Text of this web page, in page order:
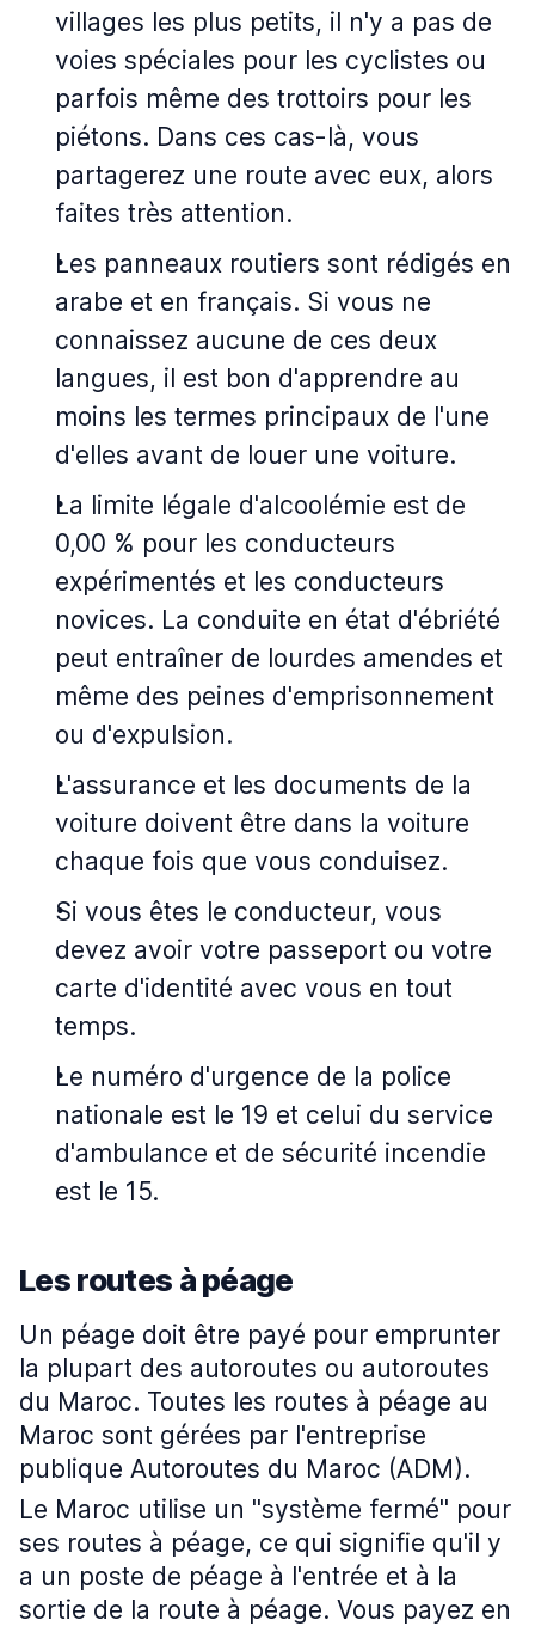
villages les plus petits, il n'y a pas de
voies spéciales pour les cyclistes ou
parfois même des trottoirs pour les
piétons. Dans ces cas-là, vous
partagerez une route avec eux, alors
faites très attention.
Les panneaux routiers sont rédigés en
arabe et en français. Si vous ne
connaissez aucune de ces deux
langues, il est bon d'apprendre au
moins les termes principaux de l'une
d'elles avant de louer une voiture.
La limite légale d'alcoolémie est de
0,00 % pour les conducteurs
expérimentés et les conducteurs
novices. La conduite en état d'ébriété
peut entraîner de lourdes amendes et
même des peines d'emprisonnement
ou d'expulsion.
L'assurance et les documents de la
voiture doivent être dans la voiture
chaque fois que vous conduisez.
Si vous êtes le conducteur, vous
devez avoir votre passeport ou votre
carte d'identité avec vous en tout
temps.
Le numéro d'urgence de la police
nationale est le 19 et celui du service
d'ambulance et de sécurité incendie
est le 15.
Les routes à péage
Un péage doit être payé pour emprunter
la plupart des autoroutes ou autoroutes
du Maroc. Toutes les routes à péage au
Maroc sont gérées par l'entreprise
publique Autoroutes du Maroc (ADM).
Le Maroc utilise un "système fermé" pour
ses routes à péage, ce qui signifie qu'il y
a un poste de péage à l'entrée et à la
sortie de la route à péage. Vous payez en